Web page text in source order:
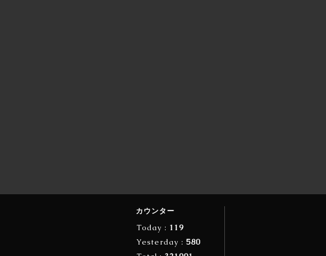
カウンター
Today : 119
Yesterday : 580